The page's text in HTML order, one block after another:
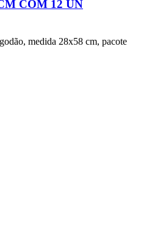
COM 12 UN
medida 28x58 cm, pacote